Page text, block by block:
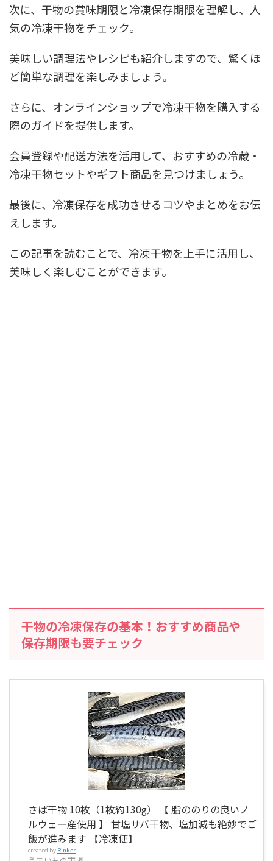
次に、干物の賞味期限と冷凍保存期限を理解し、人
気の冷凍干物をチェック。
美味しい調理法やレシピも紹介しますので、驚くほ
ど簡単な調理を楽しみましょう。
さらに、オンラインショップで冷凍干物を購入する
際のガイドを提供します。
会員登録や配送方法を活用して、おすすめの冷蔵・
冷凍干物セットやギフト商品を見つけましょう。
最後に、冷凍保存を成功させるコツやまとめをお伝
えします。
この記事を読むことで、冷凍干物を上手に活用し、
美味しく楽しむことができます。
干物の冷凍保存の基本！おすすめ商品や
保存期限も要チェック
さば干物 10枚（1枚約130g） 【 脂ののりの良いノ
ルウェー産使用 】 甘塩サバ干物、塩加減も絶妙でご
飯が進みます 【冷凍便】
created by Rinker